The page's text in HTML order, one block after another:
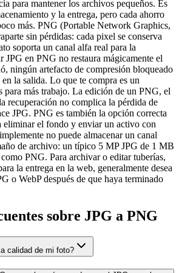
para mantener los archivos pequeños. Es
y la entrega, pero cada ahorro
más. PNG (Portable Network Graphics,
sin pérdidas: cada pixel se conserva
soporta un canal alfa real para la
JPG en PNG no restaura mágicamente el
ningún artefacto de compresión bloqueado
la salida. Lo que te compra es un
para más trabajo. La edición de un PNG, el
recuperación no complica la pérdida de
JPG. PNG es también la opción correcta
eliminar el fondo y enviar un activo con
no puede almacenar un canal
de archivo: un típico 5 MP JPG de 1 MB
PNG. Para archivar o editar tuberías,
la entrega en la web, generalmente desea
o WebP después de que haya terminado
sobre JPG a PNG
calidad de mi foto?